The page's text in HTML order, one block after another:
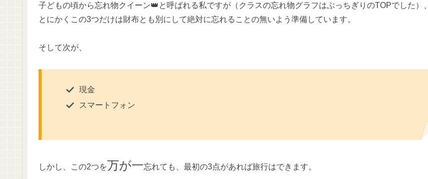
子どもの頃から忘れ物クイーン👑と呼ばれる私ですが（クラスの忘れ物グラフはぶっちぎりのTOPでした）、
とにかくこの3つだけは財布とも別にして絶対に忘れることの無いよう準備しています。
そして次が、
現金
スマートフォン
しかし、この2つを万が一忘れても、最初の3点があれば旅行はできます。